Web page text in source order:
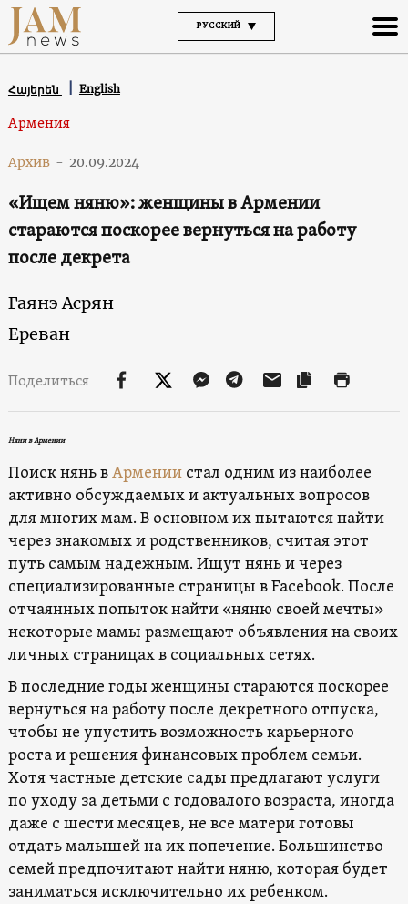
РУССКИЙ
Հայերեն English
Армения
Архив - 20.09.2024
«Ищем няню»: женщины в Армении
стараются поскорее вернуться на работу
после декрета
Гаянэ Асрян
Ереван
Поделиться
Няни в Армении
Поиск нянь вАрмениистал одним из наиболее
активно обсуждаемых и актуальных вопросов
для многих мам. В основном их пытаются найти
через знакомых и родственников, считая этот
путь самым надежным. Ищут нянь и через
специализированные страницы в Facebook. После
отчаянных попыток найти «няню своей мечты»
некоторые мамы размещают объявления на своих
личных страницах в социальных сетях.
В последние годы женщины стараются поскорее
вернуться на работу после декретного отпуска,
чтобы не упустить возможность карьерного
роста и решения финансовых проблем семьи.
Хотя частные детские сады предлагают услуги
по уходу за детьми с годовалого возраста, иногда
даже с шести месяцев, не все матери готовы
отдать малышей на их попечение. Большинство
семей предпочитают найти няню, которая будет
заниматься исключительно их ребенком.